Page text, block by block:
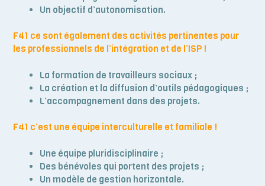
Un objectif d’autonomisation.
F41 ce sont également des activités pertinentes pour
les professionnels de l’intégration et de l’ISP !
La formation de travailleurs sociaux ;
La création et la diffusion d’outils pédagogiques ;
L’accompagnement dans des projets.
F41 c’est une équipe interculturelle et familiale !
Une équipe pluridisciplinaire ;
Des bénévoles qui portent des projets ;
Un modèle de gestion horizontale.